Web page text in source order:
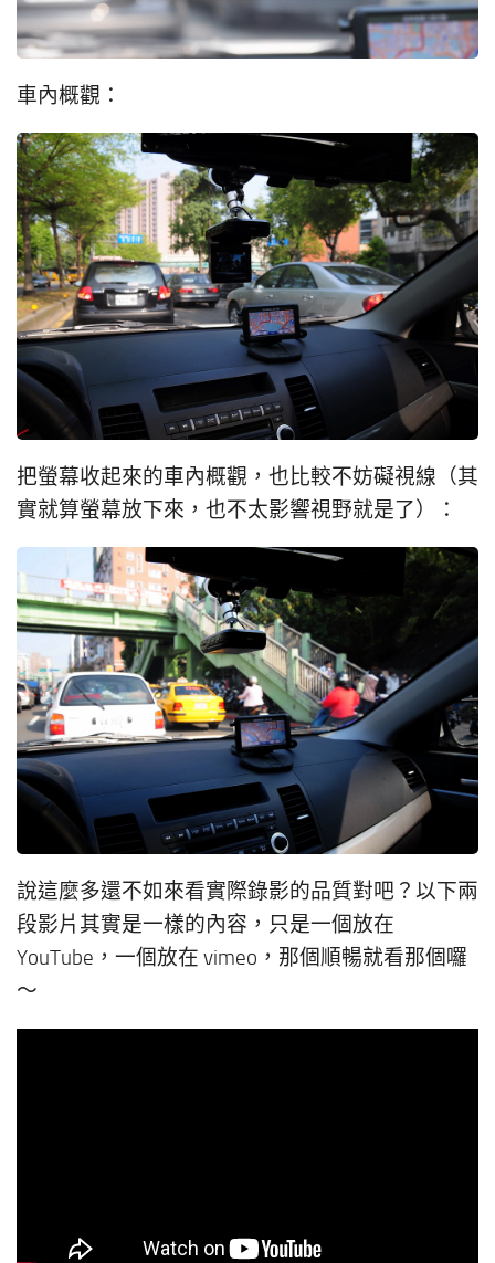
車內概觀：
把螢幕收起來的車內概觀，也比較不妨礙視線（其
實就算螢幕放下來，也不太影響視野就是了）：
說這麼多還不如來看實際錄影的品質對吧？以下兩
段影片其實是一樣的內容，只是一個放在
YouTube，一個放在 vimeo，那個順暢就看那個囉
～